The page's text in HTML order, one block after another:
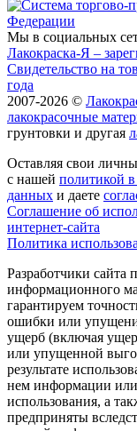
Мы в социальных
Лакокраска-Я –
Свидетельство на
года
2007-2026 ©
лакокрасочные
грунтовки и другая
Оставляя свои
с нашей политикой
данных и даете
Соглашение об
интернет-сайта
Политика
Разработчики сайта
информационного
гарантируем
ошибки или
ущерб (включая
или упущенной
результате
нем информации
использования, а
предприняты